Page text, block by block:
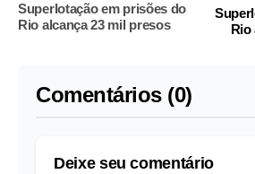
Superlotação em prisões do
Rio alcança 23 mil presos
Comentários (0)
Deixe seu comentário